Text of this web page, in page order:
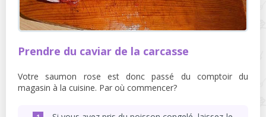
Prendre du caviar de la carcasse
Votre saumon rose est donc passé du comptoir du
magasin à la cuisine. Par où commencer?